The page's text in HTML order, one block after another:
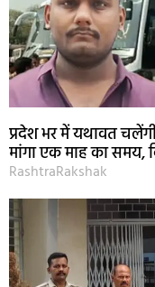
प्रदेश भर में यथावत
मांगा एक माह का समय,
RashtraRakshak